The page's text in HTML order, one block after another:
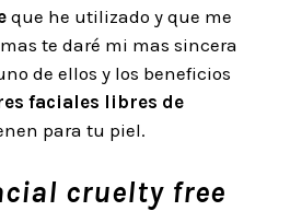
que he utilizado y que me
te daré mi mas sincera
de ellos y los beneficios
faciales libres de
para tu piel.
cruelty free